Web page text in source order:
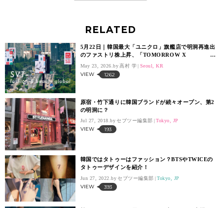
RELATED
5月22日｜韓国最大「ユニクロ」旗艦店で明洞再進出
のファストリ株上昇、「TOMORROW X
TOGETHER」のボムギュ起用 「SVT グローバ
ル」は3日続伸
May 23, 2026. 高村 学 Seoul, KR
VIEW 1262
原宿・竹下通りに韓国ブランドが続々オープン、第2
の明洞に？
Jul 27, 2018. セブツー編集部 Tokyo, JP
VIEW 193
韓国ではタトゥーはファッション？BTSやTWICEの
タトゥーデザインを紹介！
Jun 27, 2022. セブツー編集部 Tokyo, JP
VIEW 393